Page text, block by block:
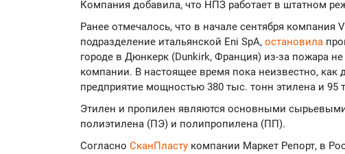
Компания добавила, что НПЗ работает в штатном
Ранее отмечалось, что в начале сентября компания
подразделение итальянской Eni SpA, остановила
городе в Дюнкерк (Dunkirk, Франция) из-за пожара
компании. В настоящее время пока неизвестно, как
предприятие мощностью 380 тыс. тонн этилена и 95
Этилен и пропилен являются основными
полиэтилена (ПЭ) и полипропилена (ПП).
Согласно СканПласту компании Маркет Репорт, в